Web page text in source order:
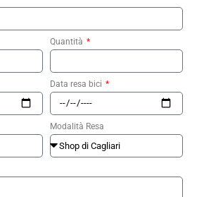
Quantità
Data resa bici
Modalità Resa